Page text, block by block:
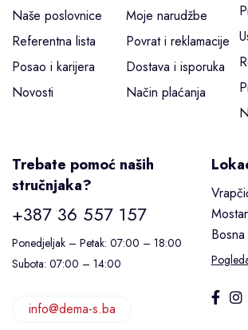
Naše poslovnice
Referentna lista
Posao i karijera
Novosti
Moje narudžbe
Povrat i reklamacije
Dostava i isporuka
Način plaćanja
Trebate pomoć naših
stručnjaka?
+387 36 557 157
Ponedjeljak – Petak: 07:00 – 18:00
Subota: 07:00 – 14:00
info@dema-s.ba
Mostar